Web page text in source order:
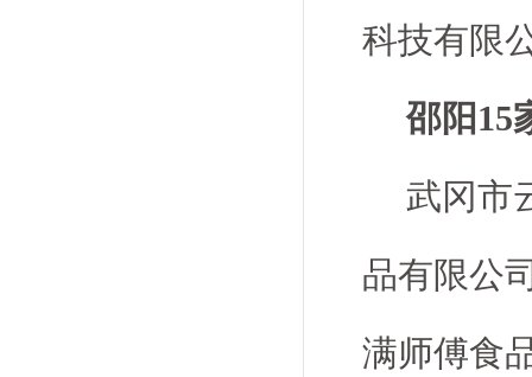
科技有限
邵阳15
武冈市
品有限公
满师傅食